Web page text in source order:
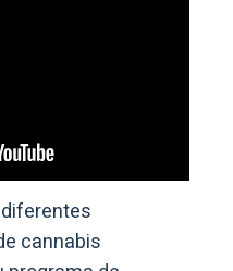
cannabis